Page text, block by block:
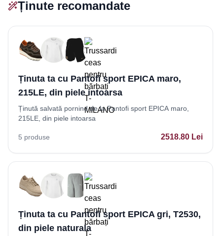
Ținute recomandate
Ținuta ta cu Pantofi sport EPICA maro,
215LE, din piele intoarsa
Ținută salvată pornind de la Pantofi sport EPICA maro,
215LE, din piele intoarsa
5 produse 2518.80 Lei
Ținuta ta cu Pantofi sport EPICA gri, T2530,
din piele naturala